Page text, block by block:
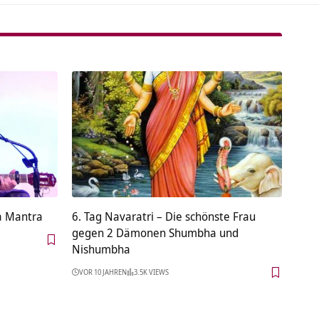
Mantra
6. Tag Navaratri – Die schönste Frau
gegen 2 Dämonen Shumbha und
Nishumbha
VOR 10 JAHREN 3.5K VIEWS